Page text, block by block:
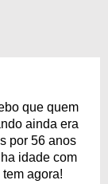
que quem
ainda era
por 56 anos
idade com
agora!